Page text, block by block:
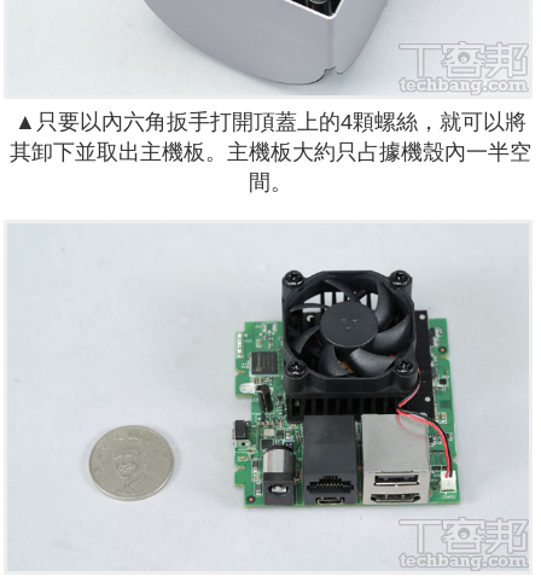
▲只要以內六角扳手打開頂蓋上的4顆螺絲，就可以將
其卸下並取出主機板。主機板大約只占據機殼內一半空
間。